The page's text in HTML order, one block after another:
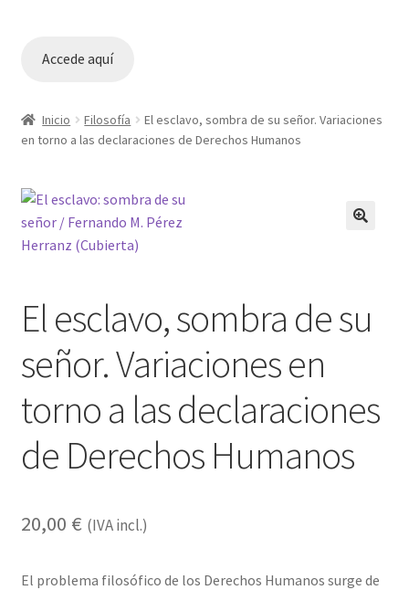
Accede aquí
Inicio Filosofía
El esclavo, sombra de su señor. Variaciones
en torno a las declaraciones de Derechos Humanos
El esclavo, sombra de su
señor. Variaciones en
torno a las declaraciones
de Derechos Humanos
20,00 € (IVA incl.)
El problema filosófico de los Derechos Humanos surge de